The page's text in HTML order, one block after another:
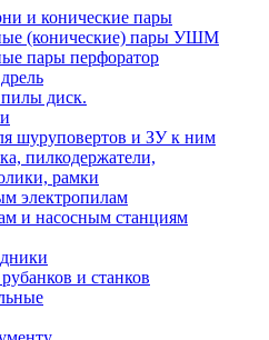
и конические пары
(конические) пары УШМ
пары перфоратор
диск.
шуруповертов и ЗУ к ним
пилкодержатели,
рамки
электропилам
и насосным станциям
и станков